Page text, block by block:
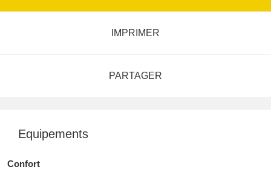
IMPRIMER
PARTAGER
Equipements
Confort